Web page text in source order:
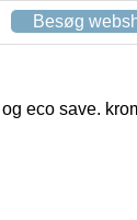
Besøg
eco save.